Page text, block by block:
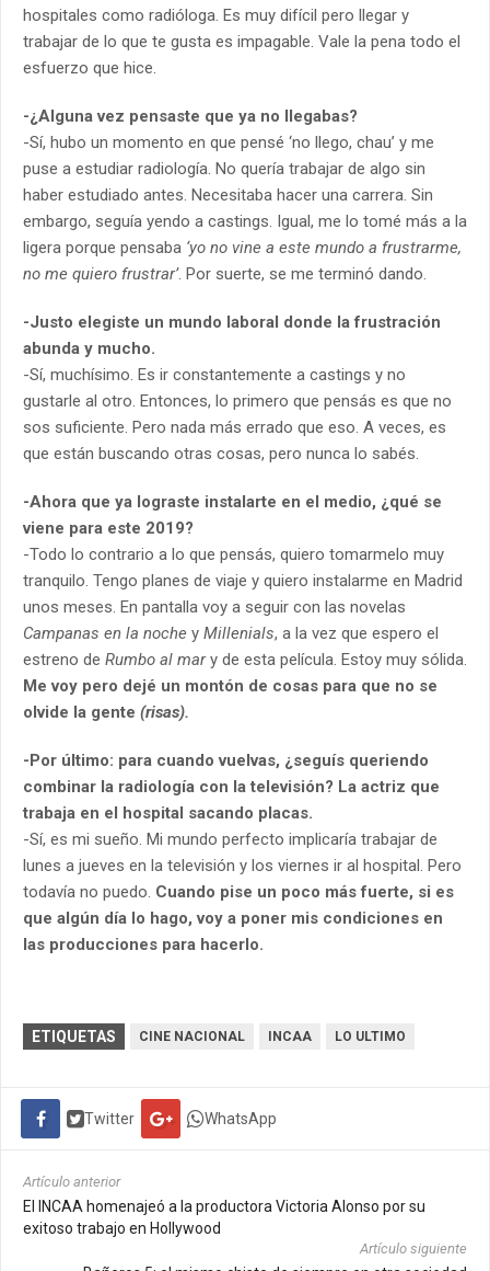
hospitales como radióloga. Es muy difícil pero llegar y
trabajar de lo que te gusta es impagable. Vale la pena todo el
esfuerzo que hice.
-¿Alguna vez pensaste que ya no llegabas?
-Sí, hubo un momento en que pensé ‘no llego, chau’ y me
puse a estudiar radiología. No quería trabajar de algo sin
haber estudiado antes. Necesitaba hacer una carrera. Sin
embargo, seguía yendo a castings. Igual, me lo tomé más a la
ligera porque pensaba ‘yo no vine a este mundo a frustrarme,
no me quiero frustrar’. Por suerte, se me terminó dando.
-Justo elegiste un mundo laboral donde la frustración
abunda y mucho.
-Sí, muchísimo. Es ir constantemente a castings y no
gustarle al otro. Entonces, lo primero que pensás es que no
sos suficiente. Pero nada más errado que eso. A veces, es
que están buscando otras cosas, pero nunca lo sabés.
-Ahora que ya lograste instalarte en el medio, ¿qué se
viene para este 2019?
-Todo lo contrario a lo que pensás, quiero tomarmelo muy
tranquilo. Tengo planes de viaje y quiero instalarme en Madrid
unos meses. En pantalla voy a seguir con las novelas
Campanas en la noche y Millenials, a la vez que espero el
estreno de Rumbo al mary de esta película. Estoy muy sólida.
Me voy pero dejé un montón de cosas para que no se
olvide la gente (risas).
-Por último: para cuando vuelvas, ¿seguís queriendo
combinar la radiología con la televisión? La actriz que
trabaja en el hospital sacando placas.
-Sí, es mi sueño. Mi mundo perfecto implicaría trabajar de
lunes a jueves en la televisión y los viernes ir al hospital. Pero
todavía no puedo. Cuando pise un poco más fuerte, si es
que algún día lo hago, voy a poner mis condiciones en
las producciones para hacerlo.
ETIQUETAS CINE NACIONAL INCAA LO ULTIMO
Twitter WhatsApp
Artículo anterior
El INCAA homenajeó a la productora Victoria Alonso por su
exitoso trabajo en Hollywood
Artículo siguiente